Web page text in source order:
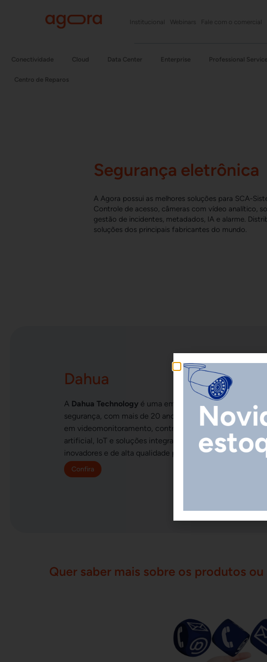
Institucional Webinars Fale com o comercial
Conectividade Cloud Data Center Enterprise Professional Service
Centro de Reparos
Segurança eletrônica
A Agora possui as melhores soluções para SCA-
Controle de acesso, câmeras com vídeo analítico,
gestão de incidentes, metadados, IA e alarme.
soluções dos principais fabricantes do mundo.
Dahua
A Dahua Technology é uma empresa global líder em
segurança, com mais de 20 anos
de experiência.
em videomonitoramento, controle de acesso,inteligência
artificial, IoT e soluções integradas, oferece produtos
inovadores e de alta qualidade para setores.
Confira
Quer saber mais sobre os produtos